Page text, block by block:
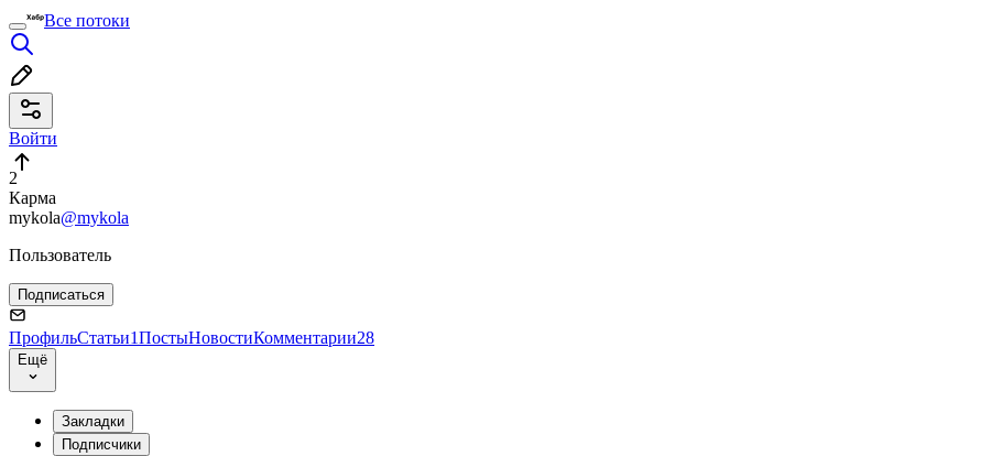
Все потоки
Войти
2
Карма
mykola@mykola
Пользователь
Подписаться
ПрофильСтатьи1ПостыНовостиКомментарии28
Ещё
Закладки
Подписчики